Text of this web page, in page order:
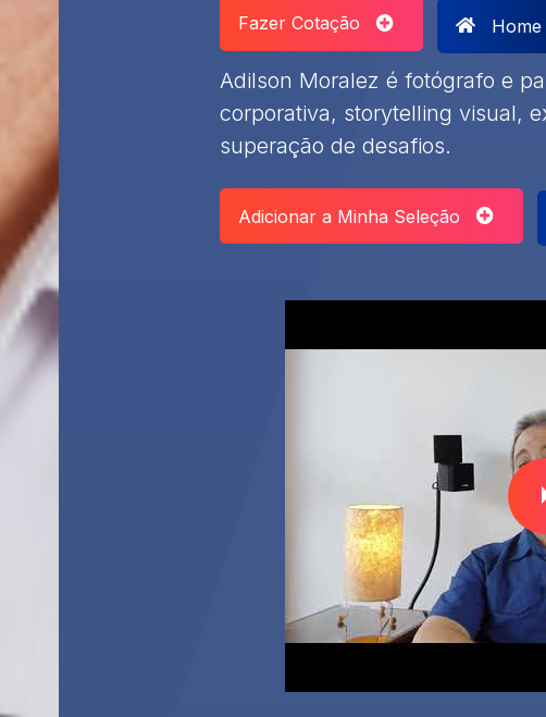
Fazer Cotação Home
Adilson Moralez é fotógrafo e
corporativa, storytelling visual,
superação de desafios.
Adicionar a Minha Seleção